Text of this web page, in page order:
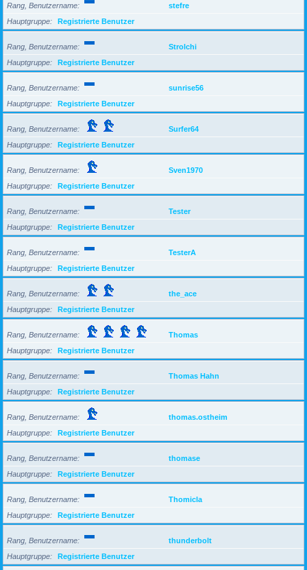
Rang, Benutzername
stefre
Hauptgruppe
Registrierte Benutzer
Rang, Benutzername
Strolchi
Hauptgruppe
Registrierte Benutzer
Rang, Benutzername
sunrise56
Hauptgruppe
Registrierte Benutzer
Rang, Benutzername
Surfer64
Hauptgruppe
Registrierte Benutzer
Rang, Benutzername
Sven1970
Hauptgruppe
Registrierte Benutzer
Rang, Benutzername
Tester
Hauptgruppe
Registrierte Benutzer
Rang, Benutzername
TesterA
Hauptgruppe
Registrierte Benutzer
Rang, Benutzername
the_ace
Hauptgruppe
Registrierte Benutzer
Rang, Benutzername
Thomas
Hauptgruppe
Registrierte Benutzer
Rang, Benutzername
Thomas Hahn
Hauptgruppe
Registrierte Benutzer
Rang, Benutzername
thomas.ostheim
Hauptgruppe
Registrierte Benutzer
Rang, Benutzername
thomase
Hauptgruppe
Registrierte Benutzer
Rang, Benutzername
Thomicla
Hauptgruppe
Registrierte Benutzer
Rang, Benutzername
thunderbolt
Hauptgruppe
Registrierte Benutzer